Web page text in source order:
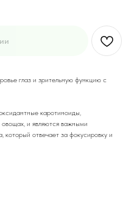
глаз и зрительную функцию с
каротиноиды,
и являются важными
который отвечает за фокусировку и